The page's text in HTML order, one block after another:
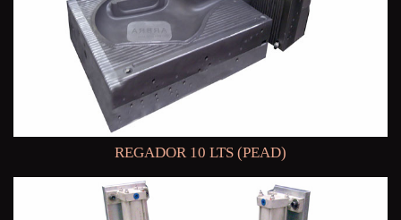
REGADOR 10 LTS (PEAD)